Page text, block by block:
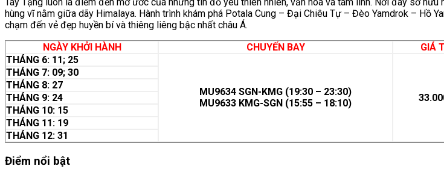
hùng vĩ nằm giữa dãy Himalaya. Hành trình khám phá Potala Cung – Đại Chiêu Tự – Đèo Yamdrok – Hồ
chạm đến vẻ đẹp huyền bí và thiêng liêng bậc nhất châu Á.
NGÀY KHỞI HÀNH
CHUYẾN BAY
GIÁ
THÁNG 6: 11; 25
MU9634 SGN-KMG (19:30 – 23:30)
MU9633 KMG-SGN (15:55 – 18:10)
THÁNG 7: 09; 30
THÁNG 8: 27
THÁNG 9: 24
THÁNG 10: 15
THÁNG 11: 19
THÁNG 12: 31
Điểm nổi bật